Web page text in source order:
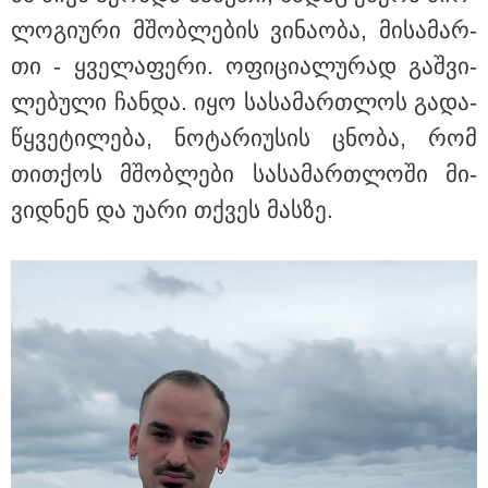
"დასავლეთმა საქართველო ჩვენ წინააღმდეგ
გეოპოლიტიკური ბრძოლის უგუნურ იარაღად
გამოიყენა" - დიმიტრი მედვედევი
21:17 / 08-08-2026
აშშ-მა საქართველოში
დაფუძნებული კრიპტოკომპანია
დაასანქცირა
ლო­გი­უ­რი მშობ­ლე­ბის ვი­ნა­ო­ბა, მი­სა­მარ­
თი - ყვე­ლა­ფე­რი. ოფი­ცი­ა­ლუ­რად გაშ­ვი­
ლე­ბუ­ლი ჩან­და. იყო სა­სა­მარ­თლოს გა­და­
წყვე­ტი­ლე­ბა, ნო­ტა­რი­უ­სის ცნო­ბა, რომ
თით­ქოს მშობ­ლე­ბი სა­სა­მარ­თლო­ში მი­
ვიდ­ნენ და უარი თქვეს მას­ზე.